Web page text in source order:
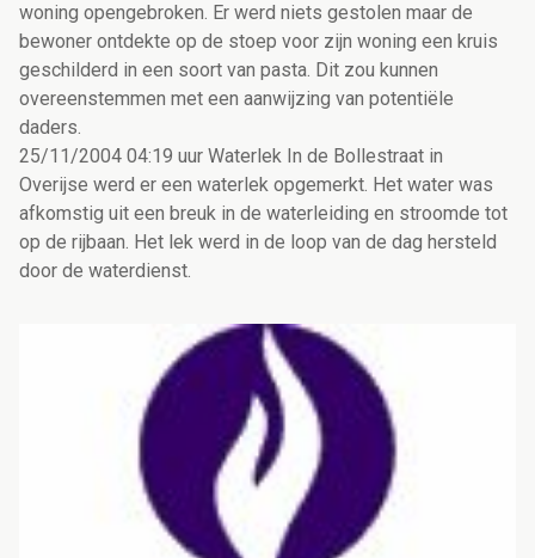
woning opengebroken. Er werd niets gestolen maar de
bewoner ontdekte op de stoep voor zijn woning een kruis
geschilderd in een soort van pasta. Dit zou kunnen
overeenstemmen met een aanwijzing van potentiële
daders.
25/11/2004 04:19 uur Waterlek In de Bollestraat in
Overijse werd er een waterlek opgemerkt. Het water was
afkomstig uit een breuk in de waterleiding en stroomde tot
op de rijbaan. Het lek werd in de loop van de dag hersteld
door de waterdienst.